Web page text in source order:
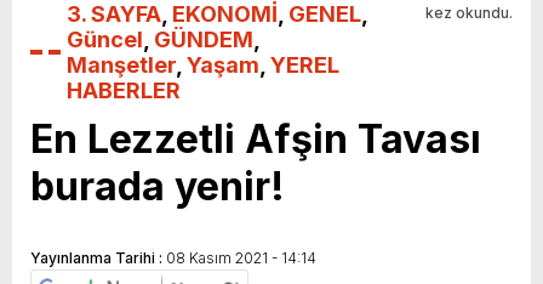
3. SAYFA EKONOMİ GENEL
Güncel GÜNDEM
Manşetler Yaşam YEREL
HABERLER
kez okundu.
En Lezzetli Afşin Tavası
burada yenir!
Yayınlanma Tarihi : 08 Kasım 2021 - 14:14